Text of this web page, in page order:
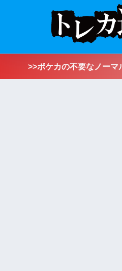
>>ポケカの不要なノーマ